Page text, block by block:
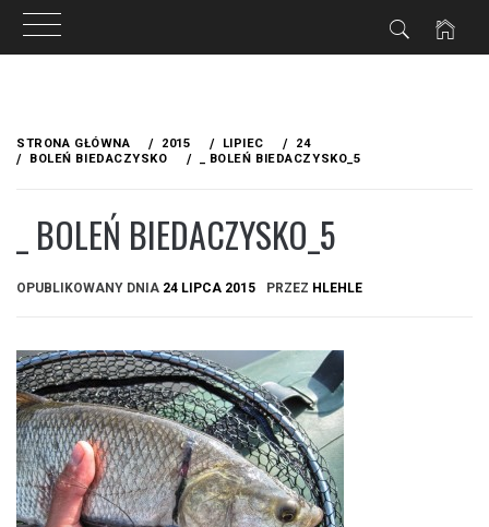
treści
STRONA GŁÓWNA 2015 LIPIEC
24
BOLEŃ BIEDACZYSKO
_ BOLEŃ BIEDACZYSKO_5
_ BOLEŃ BIEDACZYSKO_5
OPUBLIKOWANY DNIA 24 LIPCA 2015 PRZEZ HLEHLE